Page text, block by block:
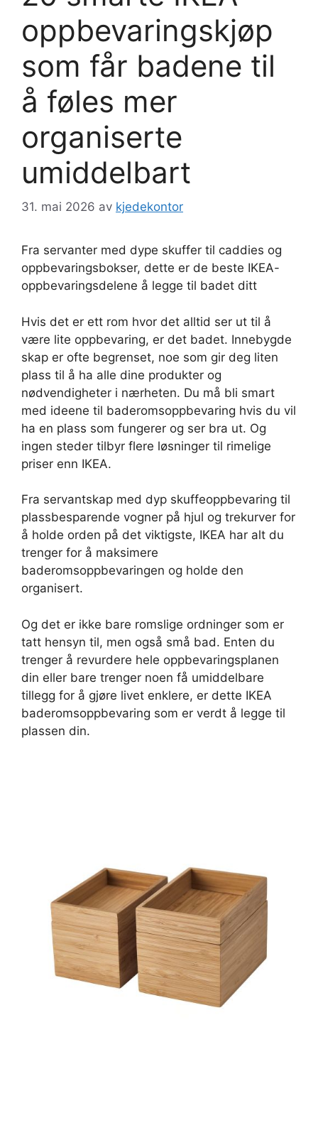
oppbevaringskjøp
som får badene til
å føles mer
organiserte
umiddelbart
31. mai 2026 av kjedekontor
Fra servanter med dype skuffer til caddies og
oppbevaringsbokser, dette er de beste IKEA-
oppbevaringsdelene å legge til badet ditt
Hvis det er ett rom hvor det alltid ser ut til å
være lite oppbevaring, er det badet. Innebygde
skap er ofte begrenset, noe som gir deg liten
plass til å ha alle dine produkter og
nødvendigheter i nærheten. Du må bli smart
med ideene til baderomsoppbevaring hvis du vil
ha en plass som fungerer og ser bra ut. Og
ingen steder tilbyr flere løsninger til rimelige
priser enn IKEA.
Fra servantskap med dyp skuffeoppbevaring til
plassbesparende vogner på hjul og trekurver for
å holde orden på det viktigste, IKEA har alt du
trenger for å maksimere
baderomsoppbevaringen og holde den
organisert.
Og det er ikke bare romslige ordninger som er
tatt hensyn til, men også små bad. Enten du
trenger å revurdere hele oppbevaringsplanen
din eller bare trenger noen få umiddelbare
tillegg for å gjøre livet enklere, er dette IKEA
baderomsoppbevaring som er verdt å legge til
plassen din.